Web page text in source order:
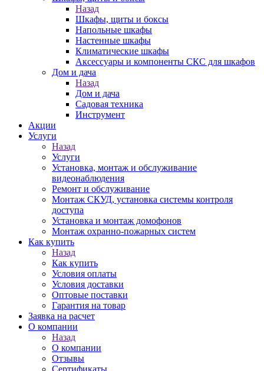
Назад
Шкафы, щиты и боксы
Напольные шкафы
Настенные шкафы
Климатические шкафы
Аксессуары и компоненты СКС для шкафов
Дом и дача
Назад
Дом и дача
Садовая техника
Инструмент
Акции
Услуги
Назад
Услуги
Установка, монтаж и обслуживание
видеонаблюдения
Ремонт и обслуживание
Монтаж СКУД, установка системы контроля
доступа
Установка и монтаж домофонов
Монтаж охранно-пожарных систем
Как купить
Назад
Как купить
Условия оплаты
Условия доставки
Оптовые поставки
Гарантия на товар
Заявка на расчет
О компании
Назад
О компании
Отзывы
Сертификаты